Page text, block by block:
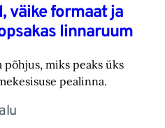
väike formaat ja
linnaruum
põhjus, miks peaks üks
pealinna.